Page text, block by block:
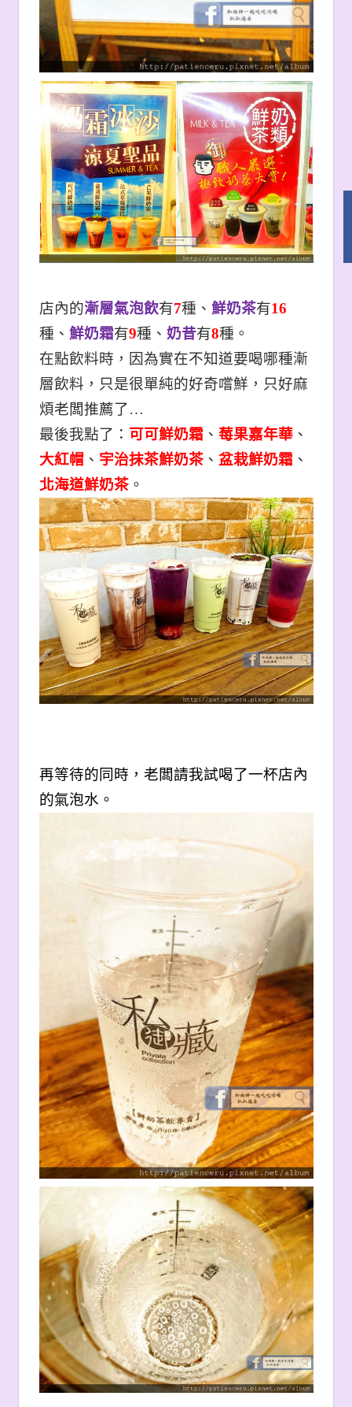
店內的漸層氣泡飲有7種、 鮮奶茶有16
種、 鮮奶霜有9種、 奶昔有8種。
在點飲料時，因為實在不知道要喝哪種漸
層飲料，只是很單純的好奇嚐鮮，只好麻
煩老闆推薦了…
最後我點了： 可可鮮奶霜 、 莓果嘉年華、
大紅帽、 宇治抹茶鮮奶茶、 盆栽鮮奶霜 、
北海道鮮奶茶。
再等待的同時，老闆請我試喝了一杯店內
的氣泡水。